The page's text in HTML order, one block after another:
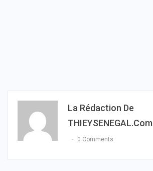
La Rédaction De
THIEYSENEGAL.com
0 Comments